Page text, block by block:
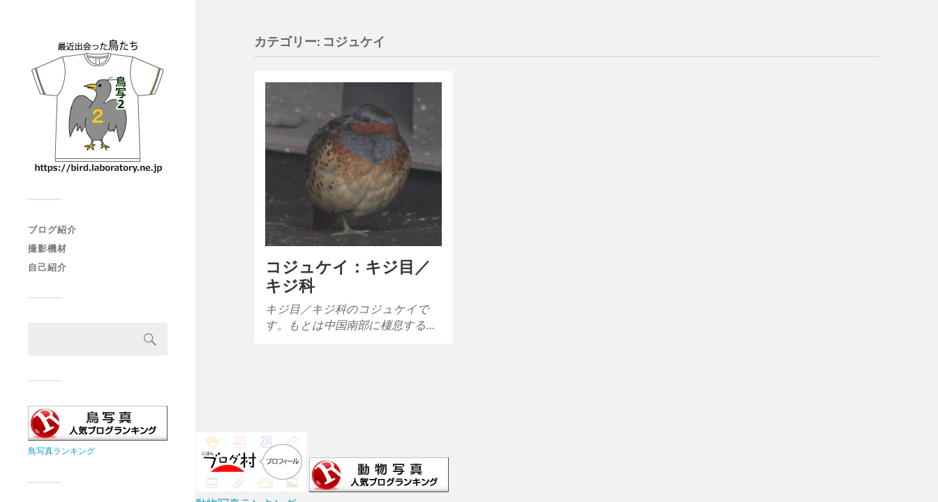
ブログ紹介
撮影機材
自己紹介
鳥写真ランキング
カテゴリー: コジュケイ
コジュケイ：キジ目／
キジ科
キジ目／キジ科のコジュケイで
す。もとは中国南部に棲息する…